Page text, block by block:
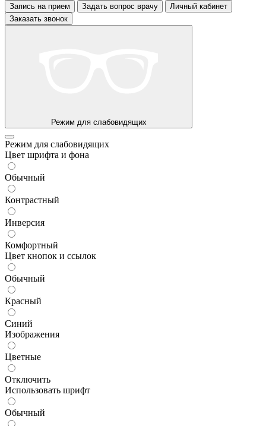
Запись на прием Задать вопрос врачу
Личный кабинет
Заказать звонок
Режим для слабовидящих
Режим для слабовидящих
Цвет шрифта и фона
Обычный
Контрастный
Инверсия
Комфортный
Цвет кнопок и ссылок
Обычный
Красный
Синий
Изображения
Цветные
Отключить
Использовать шрифт
Обычный